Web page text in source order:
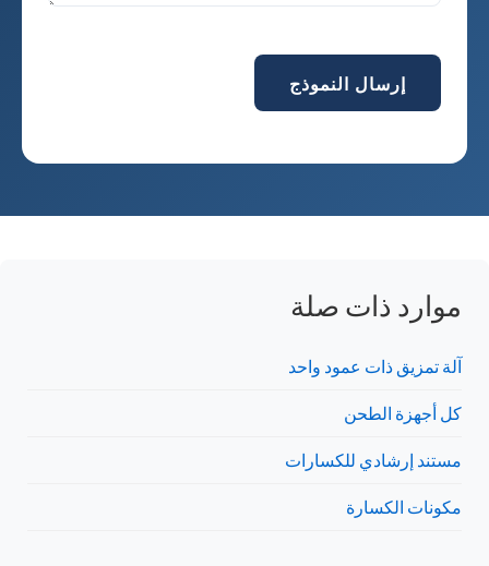
إرسال النموذج
موارد ذات صلة
آلة تمزيق ذات عمود واحد
كل أجهزة الطحن
مستند إرشادي للكسارات
مكونات الكسارة